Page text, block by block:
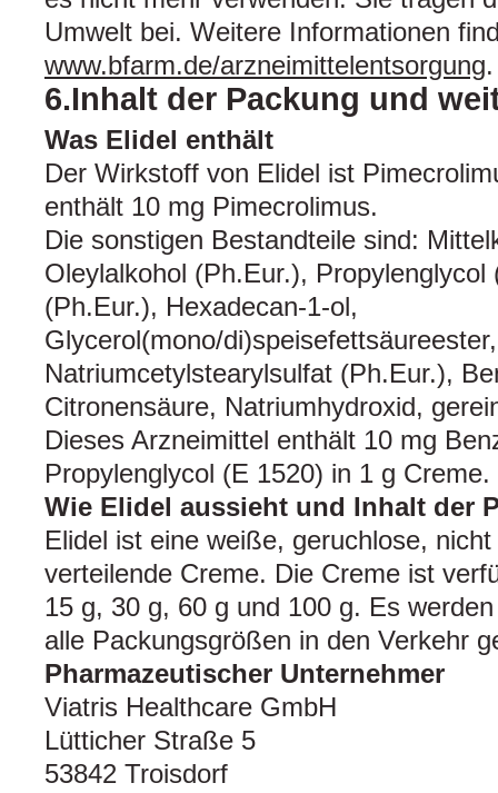
Umwelt bei. Weitere Informationen
www.bfarm.de/arzneimittelentsorgung.
6.Inhalt der Packung und
Was Elidel enthält
Der Wirkstoff von Elidel ist
enthält 10 mg Pimecrolimus.
Die sonstigen Bestandteile sind:
Oleylalkohol (Ph.Eur.),
(Ph.Eur.), Hexadecan-1-ol,
Glycerol(mono/di)speisefettsäureester,
Natriumcetylstearylsulfat (Ph.Eur.),
Citronensäure, Natriumhydroxid,
Dieses Arzneimittel enthält 10 mg
Propylenglycol (E 1520) in 1 g
Wie Elidel aussieht und Inhalt der
Elidel ist eine weiße, geruchlose,
verteilende Creme. Die Creme ist
15 g, 30 g, 60 g und 100 g. Es
alle Packungsgrößen in den Verkehr
Pharmazeutischer Unternehmer
Viatris Healthcare GmbH
Lütticher Straße 5
53842 Troisdorf